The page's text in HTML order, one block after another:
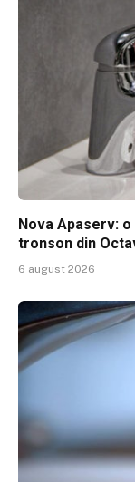
Nova Apaserv:
tronson din
6 august 2026